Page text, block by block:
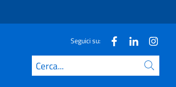
Seguici su:
Cerca